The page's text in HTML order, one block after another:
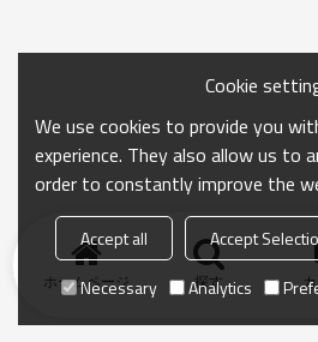
ホームページ 探す
Cookie
We use cookies to provide you
experience. They also allow us to
order to constantly improve the
Accept all Accept
Necessary
Analytics